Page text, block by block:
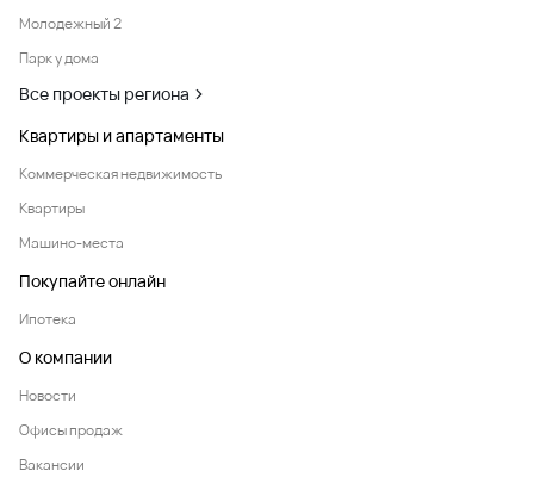
Молодежный 2
Парк у дома
Все проекты региона
Квартиры и апартаменты
Коммерческая недвижимость
Квартиры
Машино-места
Покупайте онлайн
Ипотека
О компании
Новости
Офисы продаж
Вакансии